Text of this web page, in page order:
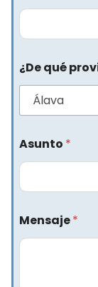
¿De qué
Asunto *
Mensaje*